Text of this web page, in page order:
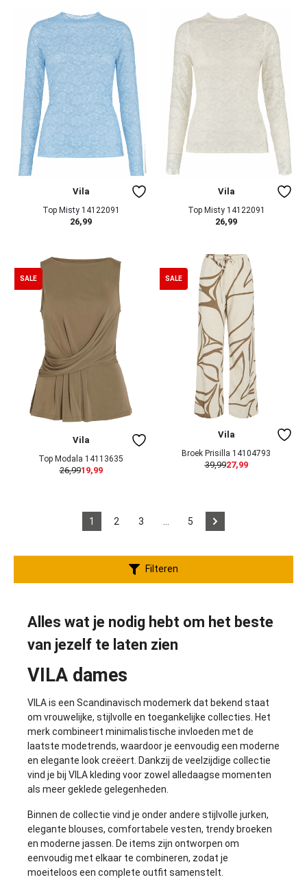
Vila
Top Misty 14122091
26,99
Vila
Top Misty 14122091
26,99
SALE
Vila
Top Modala 14113635
26,9919,99
SALE
Vila
Broek Prisilla 14104793
39,9927,99
1 2 3 5
Filteren
Alles wat je nodig hebt om het beste
van jezelf te laten zien
VILA dames
VILA is een Scandinavisch modemerk dat bekend staat
om vrouwelijke, stijlvolle en toegankelijke collecties. Het
merk combineert minimalistische invloeden met de
laatste modetrends, waardoor je eenvoudig een moderne
en elegante look creëert. Dankzij de veelzijdige collectie
vind je bij VILA kleding voor zowel alledaagse momenten
als meer geklede gelegenheden.
Binnen de collectie vind je onder andere stijlvolle jurken,
elegante blouses, comfortabele vesten, trendy broeken
en moderne jassen . De items zijn ontworpen om
eenvoudig met elkaar te combineren, zodat je
moeiteloos een complete outfit samenstelt.